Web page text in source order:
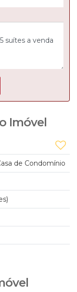
Imóvel
de Condomínio